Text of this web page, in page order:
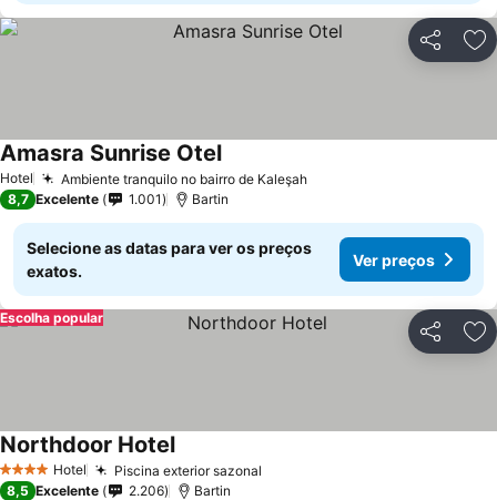
Partilhar
Hotel Ambiente tranquilo no bairro de Kaleşah
Amasra Sunrise Otel
8,7 Excelente 1.001 Bartin
Selecione as datas para ver os preços
exatos.
Ver preços
Partilhar
Escolha popular
4 EstrelasHotel Piscina exterior sazonal
Northdoor Hotel
8,5 Excelente 2.206 Bartin